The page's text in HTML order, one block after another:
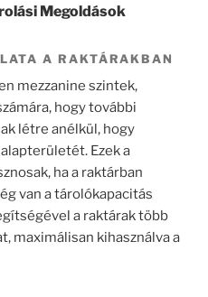
Megoldások
A RAKTÁRAKBAN
mezzanine szintek,
hogy további
létre anélkül, hogy
Ezek a
ha a raktárban
van a tárolókapacitás
a raktárak több
maximálisan kihasználva a